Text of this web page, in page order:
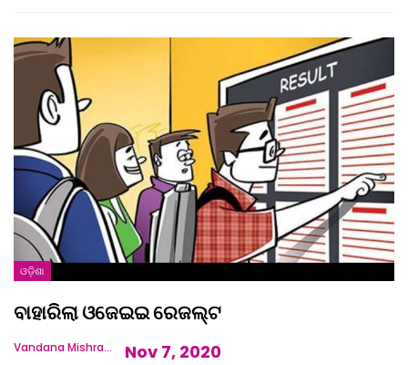
ଓଡ଼ିଶା
ବାହାରିଲା ଓଜେଇଇ ରେଜଲ୍ଟ
Vandana Mishra Nov 7, 2020